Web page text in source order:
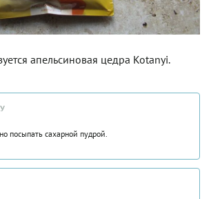
апельсиновая цедра Kotanyi.
посыпать сахарной пудрой.